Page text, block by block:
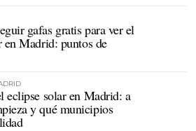
gafas gratis para ver el
en Madrid: puntos de
eclipse solar en Madrid: a
y qué municipios